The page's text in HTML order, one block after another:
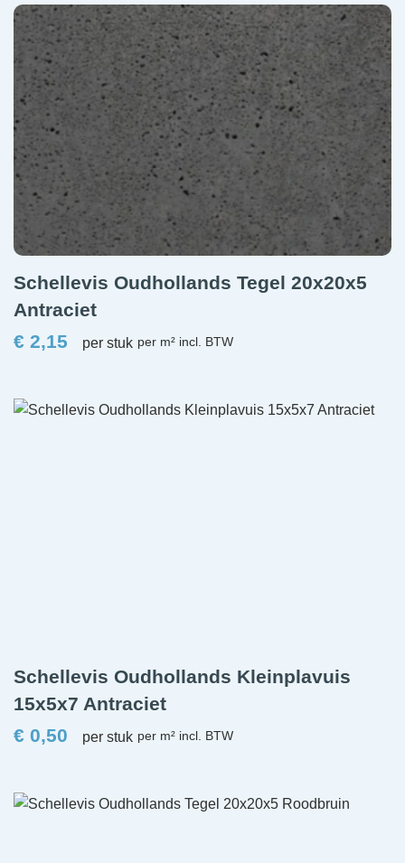
Schellevis Oudhollands Tegel 20x20x5
Antraciet
€ 2,15 per stuk
Schellevis Oudhollands Kleinplavuis
15x5x7 Antraciet
€ 0,50 per stuk